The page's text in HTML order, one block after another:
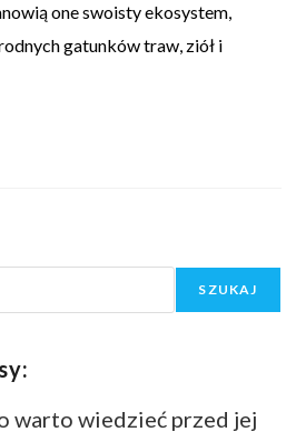
one swoisty ekosystem,
gatunków traw, ziół i
SZUKAJ
warto wiedzieć przed jej